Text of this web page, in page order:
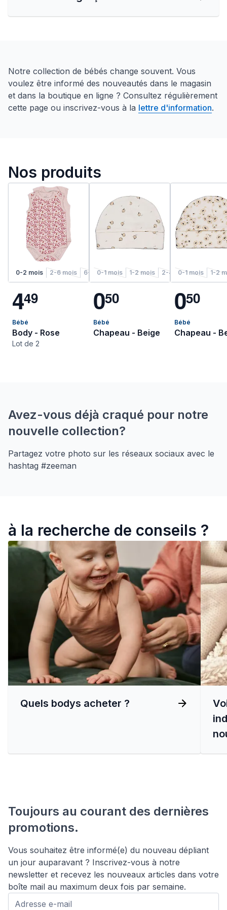
Notre collection de bébés change souvent. Vous
voulez être informé des nouveautés dans le magasin
et dans la boutique en ligne ? Consultez régulièrement
cette page ou inscrivez-vous à la lettre d'information.
Nos produits
0-2 mois 2-6 mois 6-12 mois 1-2 ans 2-4 ans
449
Bébé
Body - Rose
Lot de 2
0-1 mois 1-2 mois 2-4 mois 4-6 mois
050
Bébé
Chapeau - Beige
0-1 mois 1-2
050
Bébé
Chapeau -
Avez-vous déjà craqué pour notre
nouvelle collection?
Partagez votre photo sur les réseaux sociaux avec le
hashtag #zeeman
à la recherche de conseils ?
Quels bodys acheter ?
Toujours au courant des dernières
promotions.
Vous souhaitez être informé(e) du nouveau dépliant
un jour auparavant ? Inscrivez-vous à notre
newsletter et recevez les nouveaux articles dans votre
boîte mail au maximum deux fois par semaine.